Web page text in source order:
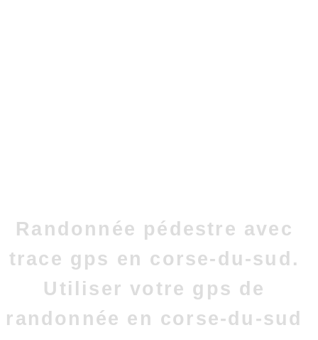
Randonnée pédestre avec
trace gps en corse-du-sud.
Utiliser votre gps de
randonnée en corse-du-sud